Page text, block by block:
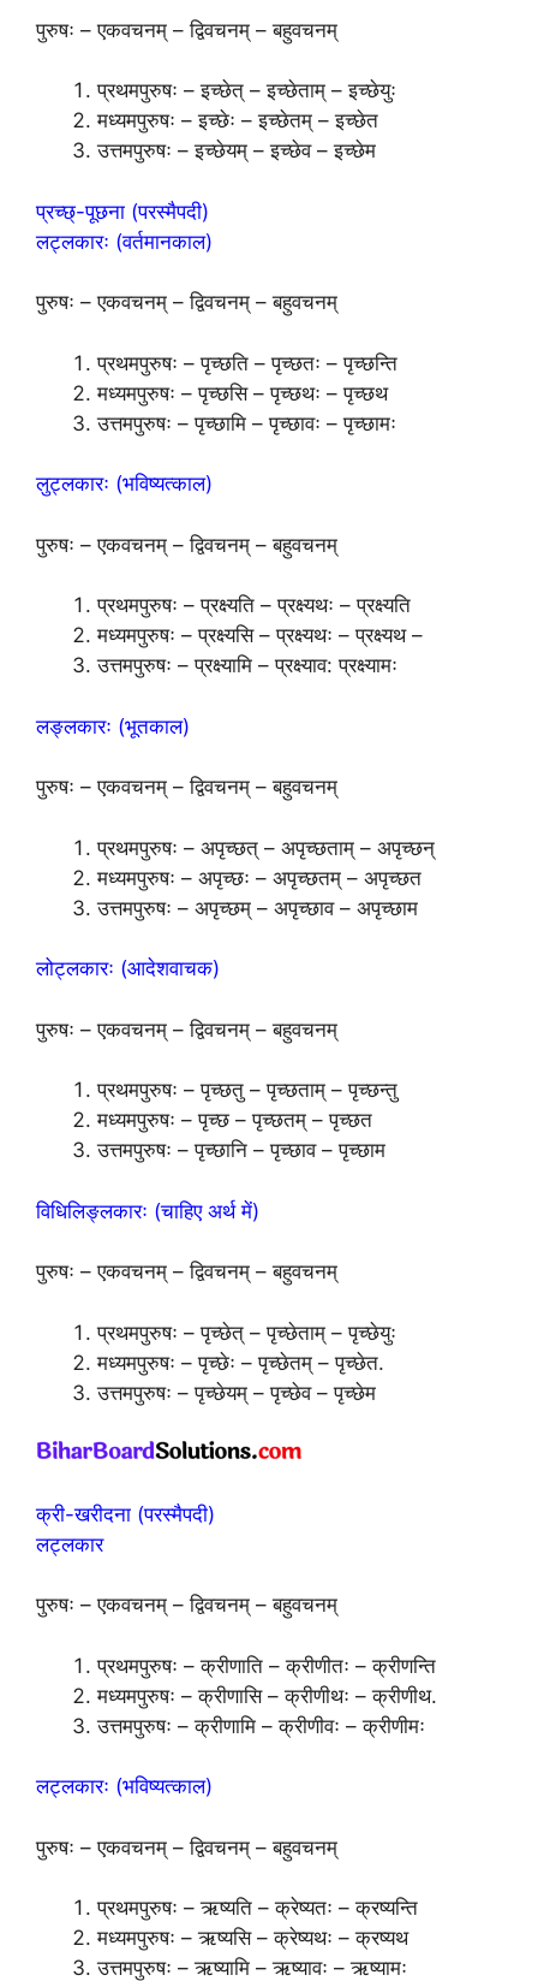
पुरुषः – एकवचनम् – द्विवचनम् – बहुवचनम्
प्रथमपुरुषः – इच्छेत् – इच्छेताम् – इच्छेयुः
मध्यमपुरुषः – इच्छेः – इच्छेतम् – इच्छेत
उत्तमपुरुषः – इच्छेयम् – इच्छेव – इच्छेम
प्रच्छ्-पूछना (परस्मैपदी)
लट्लकारः (वर्तमानकाल)
पुरुषः – एकवचनम् – द्विवचनम् – बहुवचनम्
प्रथमपुरुषः – पृच्छति – पृच्छतः – पृच्छन्ति
मध्यमपुरुषः – पृच्छसि – पृच्छथः – पृच्छथ
उत्तमपुरुषः – पृच्छामि – पृच्छावः – पृच्छामः
लुट्लकारः (भविष्यत्काल)
पुरुषः – एकवचनम् – द्विवचनम् – बहुवचनम्
प्रथमपुरुषः – प्रक्ष्यति – प्रक्ष्यथः – प्रक्ष्यति
मध्यमपुरुषः – प्रक्ष्यसि – प्रक्ष्यथः – प्रक्ष्यथ –
उत्तमपुरुषः – प्रक्ष्यामि – प्रक्ष्याव: प्रक्ष्यामः
लङ्लकारः (भूतकाल)
पुरुषः – एकवचनम् – द्विवचनम् – बहुवचनम्
प्रथमपुरुषः – अपृच्छत् – अपृच्छताम् – अपृच्छन्
मध्यमपुरुषः – अपृच्छः – अपृच्छतम् – अपृच्छत
उत्तमपुरुषः – अपृच्छम् – अपृच्छाव – अपृच्छाम
लोट्लकारः (आदेशवाचक)
पुरुषः – एकवचनम् – द्विवचनम् – बहुवचनम्
प्रथमपुरुषः – पृच्छतु – पृच्छताम् – पृच्छन्तु
मध्यमपुरुषः – पृच्छ – पृच्छतम् – पृच्छत
उत्तमपुरुषः – पृच्छानि – पृच्छाव – पृच्छाम
विधिलिङ्लकारः (चाहिए अर्थ में)
पुरुषः – एकवचनम् – द्विवचनम् – बहुवचनम्
प्रथमपुरुषः – पृच्छेत् – पृच्छेताम् – पृच्छेयुः
मध्यमपुरुषः – पृच्छेः – पृच्छेतम् – पृच्छेत.
उत्तमपुरुषः – पृच्छेयम् – पृच्छेव – पृच्छेम
क्री-खरीदना (परस्मैपदी)
लट्लकार
पुरुषः – एकवचनम् – द्विवचनम् – बहुवचनम्
प्रथमपुरुषः – क्रीणाति – क्रीणीतः – क्रीणन्ति
मध्यमपुरुषः – क्रीणासि – क्रीणीथः – क्रीणीथ.
उत्तमपुरुषः – क्रीणामि – क्रीणीवः – क्रीणीमः
लट्लकारः (भविष्यत्काल)
पुरुषः – एकवचनम् – द्विवचनम् – बहुवचनम्
प्रथमपुरुषः – ऋष्यति – क्रेष्यतः – क्रष्यन्ति
मध्यमपुरुषः – ऋष्यसि – क्रेष्यथः – क्रष्यथ
उत्तमपुरुषः – ऋष्यामि – ऋष्यावः – ऋष्यामः